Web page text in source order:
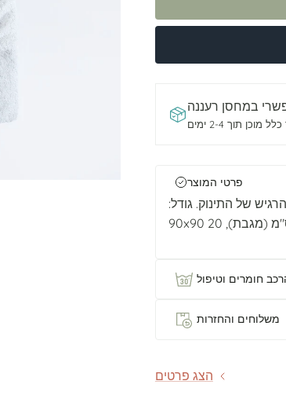
במחסן רעננה
מוכן תוך 2-4 ימים
פרטי המוצר
של התינוק. גודל:
חומרים וטיפול
משלוחים והחזרות
הצג פרטים